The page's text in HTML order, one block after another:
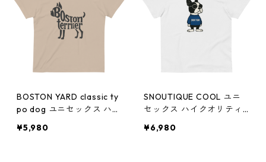
BOSTON YARD classic ty
po dog ユニセックス ハイ
223
¥5,980
SNOUTIQUE COOL ユニ
セックス ハイクオリティ
¥6,980